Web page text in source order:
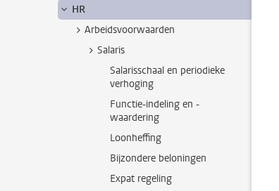
HR
Arbeidsvoorwaarden
Salaris
Salarisschaal en periodieke
verhoging
Functie-indeling en -
waardering
Loonheffing
Bijzondere beloningen
Expat regeling